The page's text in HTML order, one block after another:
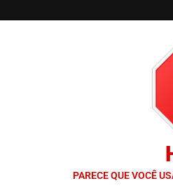
DA ESCOLA ESTADUAL MELO
PARECE QUE VOCÊ